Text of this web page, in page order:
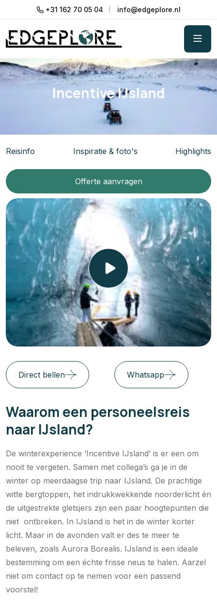
+31 162 70 05 04 info@edgeplore.nl
Incentive IJsland
Reisinfo Inspiratie & foto's Highlights
Offerte aanvragen
Direct bellen Whatsapp
Waarom een personeelsreis
naar IJsland?
De winterexperience ‘Incentive IJsland’ is er een om
nooit te vergeten. Samen met collega’s ga je in de
winter op meerdaagse trip naar IJsland. De prachtige
witte bergtoppen, het indrukkwekkende noorderlicht én
de uitgestrekte gletsjers zijn een paar hoogtepunten die
niet ontbreken. In IJsland is het in de winter korter
licht. Maar in de avonden valt er des te meer te
beleven, zoals Aurora Borealis. IJsland is een ideale
bestemming om een échte frisse neus te halen. Aarzel
niet om contact op te nemen voor een passend
voorstel!